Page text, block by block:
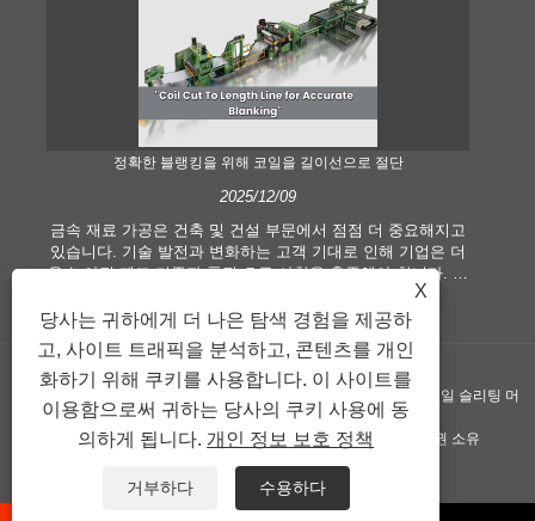
정확한 블랭킹을 위해 코일을 길이선으로 절단
2025/12/09
금속 재료 가공은 건축 및 건설 부문에서 점점 더 중요해지고
있습니다. 기술 발전과 변화하는 고객 기대로 인해 기업은 더
욱 높아진 제조 기준과 품질 요구 사항을 충족해야 합니다. 기
존의 수작업 처리 기술은 특히 정확성과 효율성을 추구하는
현대 산업의 요구를 충족시키기에 더 이상 적합하지 않습니
다. 따라서 길이선에 맞게 절단된 코일이 코일 가공 장비로 등
장하게 되었습니다.
저작권 ©GUANGZHOU KINGREAL MACHINERY CO., LTD.， - 코일 슬리팅 머
신, 길이 기계로 절단된 코일, 길이 라인으로 절단된 금속 - 판권 소유
Sitemap XML
X
당사는 귀하에게 더 나은 탐색 경험을 제공하
고, 사이트 트래픽을 분석하고, 콘텐츠를 개인
화하기 위해 쿠키를 사용합니다. 이 사이트를
이용함으로써 귀하는 당사의 쿠키 사용에 동
의하게 됩니다. 개인 정보 보호 정책
거부하다 수용하다